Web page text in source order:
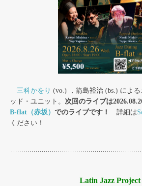
三科かをり (vo.) ，箭島裕治 (bs.) によ
ッド・ユニット。 次回のライブは
B-flat（赤坂） でのライブです！ 詳細は
ください！
Latin Jazz Project